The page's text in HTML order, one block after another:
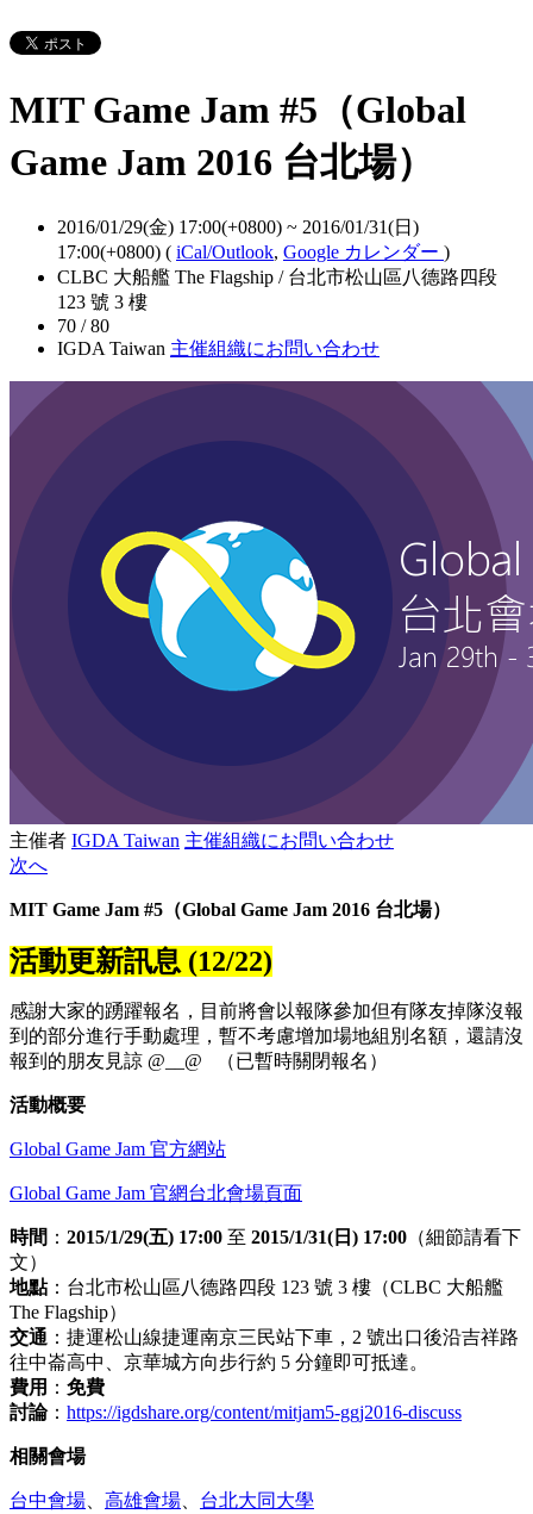
MIT Game Jam #5（Global
Game Jam 2016 台北場）
2016/01/29(金) 17:00(+0800) ~ 2016/01/31(日)
17:00(+0800) ( iCal/Outlook, Google カレンダー )
CLBC 大船艦 The Flagship / 台北市松山區八德路四段
123 號 3 樓
70 / 80
IGDA Taiwan 主催組織にお問い合わせ
主催者 IGDA Taiwan 主催組織にお問い合わせ
次へ
MIT Game Jam #5（Global Game Jam 2016 台北場）
活動更新訊息 (12/22)
感謝大家的踴躍報名，目前將會以報隊參加但有隊友掉隊沒報
到的部分進行手動處理，暫不考慮增加場地組別名額，還請沒
報到的朋友見諒 @__@ （已暫時關閉報名）
活動概要
Global Game Jam 官方網站
Global Game Jam 官網台北會場頁面
時間 ： 2015/1/29(五) 17:00 至 2015/1/31(日) 17:00 （細節請看下
文）
地點：台北市松山區八德路四段 123 號 3 樓（CLBC 大船艦
The Flagship）
交通 ：捷運松山線捷運南京三民站下車，2 號出口後沿吉祥路
往中崙高中、京華城方向步行約 5 分鐘即可抵達。
費用 ： 免費
討論： https://igdshare.org/content/mitjam5-ggj2016-discuss
相關會場
台中會場 高雄會場 台北大同大學